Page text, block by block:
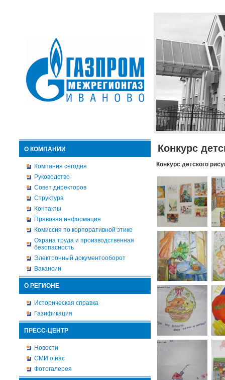
О КОМПАНИИ
Компания сегодня
Руководство
Совет директоров
Структура
Контакты
Правовая информация
Комиссия по корпоративной этике
Охрана труда и производственная
безопасность
Электронный документооборот
Вакансии
О РЕГИОНЕ
Историческая справка
Газификация
ПРЕСС-ЦЕНТР
Новости
СМИ о нас
Фотогалерея
Конкурс
Конкурс детского